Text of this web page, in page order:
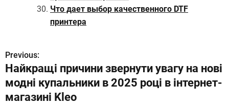
Что дает выбор качественного DTF
принтера
Н
а
в
Previous:
Найкращі причини звернути увагу на нові
модні купальники в 2025 році в інтернет-
магазині Kleo